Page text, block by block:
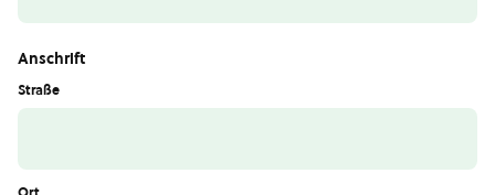
Anschrift
Straße